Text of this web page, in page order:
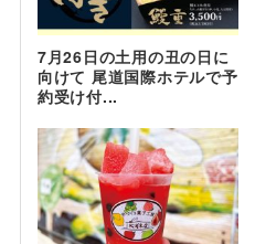
7月26日の土用の丑の日に
向けて 尾道国際ホテルで予
約受け付...